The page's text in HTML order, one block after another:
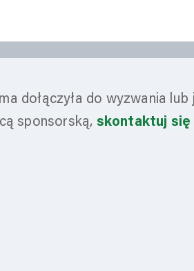
dołączyła do wyzwania lub
sponsorską, skontaktuj się